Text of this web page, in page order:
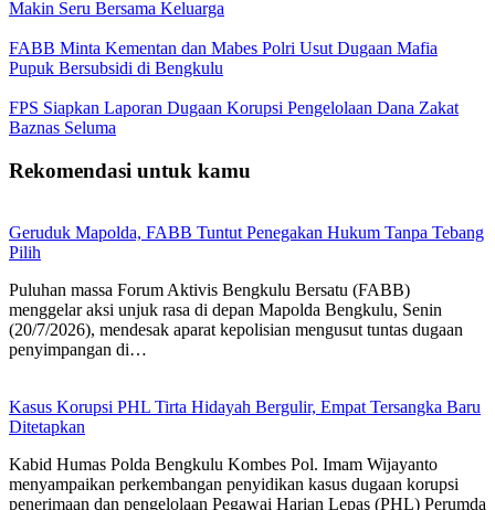
Makin Seru Bersama Keluarga
FABB Minta Kementan dan Mabes Polri Usut Dugaan Mafia
Pupuk Bersubsidi di Bengkulu
FPS Siapkan Laporan Dugaan Korupsi Pengelolaan Dana Zakat
Baznas Seluma
Rekomendasi untuk kamu
Geruduk Mapolda, FABB Tuntut Penegakan Hukum Tanpa Tebang
Pilih
Puluhan massa Forum Aktivis Bengkulu Bersatu (FABB)
menggelar aksi unjuk rasa di depan Mapolda Bengkulu, Senin
(20/7/2026), mendesak aparat kepolisian mengusut tuntas dugaan
penyimpangan di…
Kasus Korupsi PHL Tirta Hidayah Bergulir, Empat Tersangka Baru
Ditetapkan
Kabid Humas Polda Bengkulu Kombes Pol. Imam Wijayanto
menyampaikan perkembangan penyidikan kasus dugaan korupsi
penerimaan dan pengelolaan Pegawai Harian Lepas (PHL) Perumda